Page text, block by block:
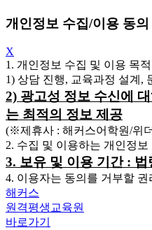
개인정보 수집/이용 동의
X
1. 개인정보 수집 및 이용 목적
1) 상담 진행, 교육과정 설계,
2) 광고성 정보 수신에
는 최적의 정보 제공
(※제휴사 : 해커스어학원/위
2. 수집 및 이용하는 개인정
3. 보유 및 이용 기간 :
4. 이용자는 동의를 거부할
해커스
원격평생교육원
바로가기